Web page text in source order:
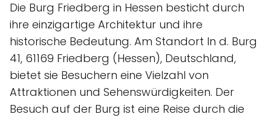
Die Burg Friedberg in Hessen besticht durch
ihre einzigartige Architektur und ihre
historische Bedeutung. Am Standort In d. Burg
41, 61169 Friedberg (Hessen), Deutschland,
bietet sie Besuchern eine Vielzahl von
Attraktionen und Sehenswürdigkeiten. Der
Besuch auf der Burg ist eine Reise durch die